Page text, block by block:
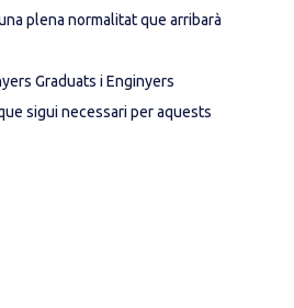
plena normalitat que arribarà
Graduats i Enginyers
sigui necessari per aquests